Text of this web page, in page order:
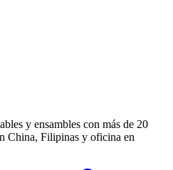
y ensambles con más de 20
China, Filipinas y oficina en